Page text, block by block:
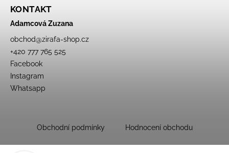
KONTAKT
Adamcová Zuzana
obchod@zirafa-shop.cz
+420 777 765 525
Facebook
Instagram
Whatsapp
Obchodní podmínky Hodnocení obchodu